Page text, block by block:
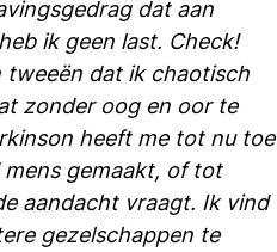
dat aan
ik geen last. Check!
tweeën dat ik chaotisch
zonder oog en oor te
heeft me tot nu toe
gemaakt, of tot
aandacht vraagt. Ik vind
gezelschappen te